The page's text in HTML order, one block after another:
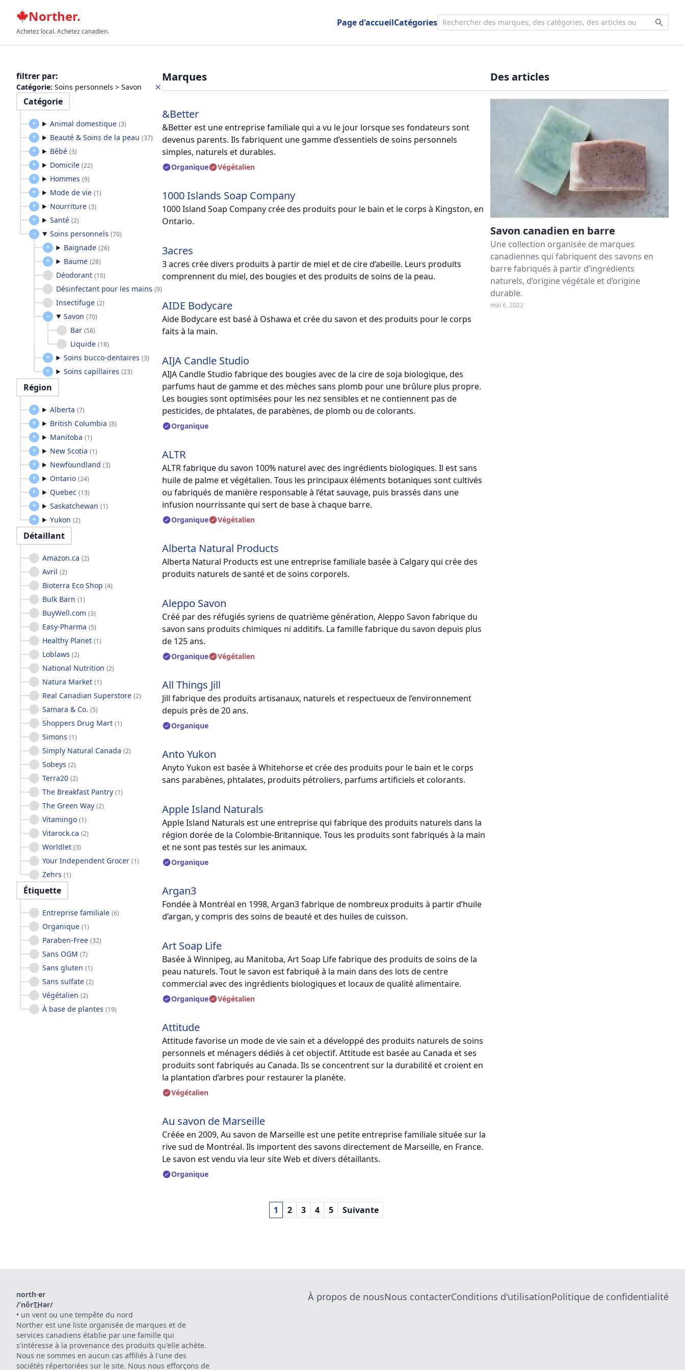
Norther.
Achetez local. Achetez canadien.
Page d'accueilCatégories
filtrer par:
Catégorie: Soins personnels > Savon
Catégorie
Animal domestique (3)
Beauté & Soins de la peau (37)
Bébé (3)
Domicile (22)
Hommes (9)
Mode de vie (1)
Nourriture (3)
Santé (2)
Soins personnels (70)
Baignade (26)
Baume (28)
Déodorant (10)
Désinfectant pour les mains (9)
Insectifuge (2)
Savon (70)
Bar (58)
Liquide (18)
Soins bucco-dentaires (3)
Soins capillaires (23)
Région
Alberta (7)
British Columbia (8)
Manitoba (1)
New Scotia (1)
Newfoundland (3)
Ontario (24)
Quebec (13)
Saskatchewan (1)
Yukon (2)
Détaillant
Amazon.ca (2)
Avril (2)
Bioterra Eco Shop (4)
Bulk Barn (1)
BuyWell.com (3)
Easy-Pharma (5)
Healthy Planet (1)
Loblaws (2)
National Nutrition (2)
Natura Market (1)
Real Canadian Superstore (2)
Samara & Co. (5)
Shoppers Drug Mart (1)
Simons (1)
Simply Natural Canada (2)
Sobeys (2)
Terra20 (2)
The Breakfast Pantry (1)
The Green Way (2)
Vitamingo (1)
Vitarock.ca (2)
Worldlet (3)
Your Independent Grocer (1)
Zehrs (1)
Étiquette
Entreprise familiale (6)
Organique (1)
Paraben-Free (32)
Sans OGM (7)
Sans gluten (1)
Sans sulfate (2)
Végétalien (2)
À base de plantes (19)
Marques
&Better
&Better est une entreprise familiale qui a vu le jour lorsque ses fondateurs sont
devenus parents. Ils fabriquent une gamme d’essentiels de soins personnels
simples, naturels et durables.
Organique Végétalien
1000 Islands Soap Company
1000 Island Soap Company crée des produits pour le bain et le corps à Kingston, en
Ontario.
3acres
3 acres crée divers produits à partir de miel et de cire d’abeille. Leurs produits
comprennent du miel, des bougies et des produits de soins de la peau.
AIDE Bodycare
Aide Bodycare est basé à Oshawa et crée du savon et des produits pour le corps
faits à la main.
AIJA Candle Studio
AIJA Candle Studio fabrique des bougies avec de la cire de soja biologique, des
parfums haut de gamme et des mèches sans plomb pour une brûlure plus propre.
Les bougies sont optimisées pour les nez sensibles et ne contiennent pas de
pesticides, de phtalates, de parabènes, de plomb ou de colorants.
Organique
ALTR
ALTR fabrique du savon 100% naturel avec des ingrédients biologiques. Il est sans
huile de palme et végétalien. Tous les principaux éléments botaniques sont cultivés
ou fabriqués de manière responsable à l’état sauvage, puis brassés dans une
infusion nourrissante qui sert de base à chaque barre.
Organique Végétalien
Alberta Natural Products
Alberta Natural Products est une entreprise familiale basée à Calgary qui crée des
produits naturels de santé et de soins corporels.
Aleppo Savon
Créé par des réfugiés syriens de quatrième génération, Aleppo Savon fabrique du
savon sans produits chimiques ni additifs. La famille fabrique du savon depuis plus
de 125 ans.
Organique Végétalien
All Things Jill
Jill fabrique des produits artisanaux, naturels et respectueux de l’environnement
depuis près de 20 ans.
Organique
Anto Yukon
Anyto Yukon est basée à Whitehorse et crée des produits pour le bain et le corps
sans parabènes, phtalates, produits pétroliers, parfums artificiels et colorants.
Apple Island Naturals
Apple Island Naturals est une entreprise qui fabrique des produits naturels dans la
région dorée de la Colombie-Britannique. Tous les produits sont fabriqués à la main
et ne sont pas testés sur les animaux.
Organique
Argan3
Fondée à Montréal en 1998, Argan3 fabrique de nombreux produits à partir d’huile
d’argan, y compris des soins de beauté et des huiles de cuisson.
Art Soap Life
Basée à Winnipeg, au Manitoba, Art Soap Life fabrique des produits de soins de la
peau naturels. Tout le savon est fabriqué à la main dans des lots de centre
commercial avec des ingrédients biologiques et locaux de qualité alimentaire.
Organique Végétalien
Attitude
Attitude favorise un mode de vie sain et a développé des produits naturels de soins
personnels et ménagers dédiés à cet objectif. Attitude est basée au Canada et ses
produits sont fabriqués au Canada. Ils se concentrent sur la durabilité et croient en
la plantation d’arbres pour restaurer la planète.
Végétalien
Au savon de Marseille
Créée en 2009, Au savon de Marseille est une petite entreprise familiale située sur la
rive sud de Montréal. Ils importent des savons directement de Marseille, en France.
Le savon est vendu via leur site Web et divers détaillants.
Organique
1 2 3 4 5 Suivante
Des articles
Savon canadien en barre
Une collection organisée de marques
canadiennes qui fabriquent des savons en
barre fabriqués à partir d’ingrédients
naturels, d’origine végétale et d’origine
durable.
mai 6, 2022
north·er
/ˈnôrT͟Hər/
• un vent ou une tempête du nord
Norther est une liste organisée de marques et de
services canadiens établie par une famille qui
s'intéresse à la provenance des produits qu'elle achète.
Nous ne sommes en aucun cas affiliés à l'une des
sociétés répertoriées sur le site. Nous nous efforçons de
À propos de nousNous contacterConditions d'utilisationPolitique de confidentialité